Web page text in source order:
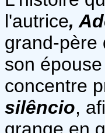
l'autrice,
grand-père
son
concentre
silêncio,